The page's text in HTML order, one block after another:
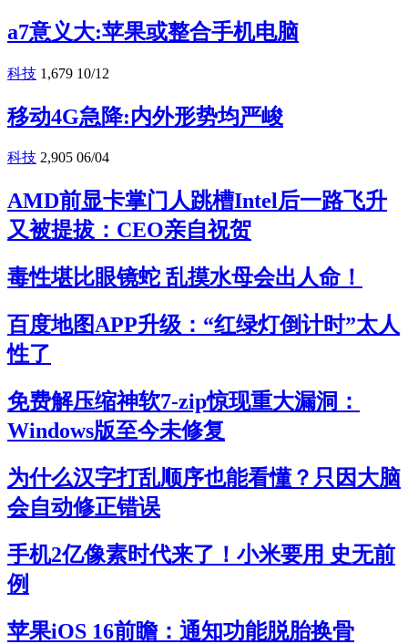
a7意义大:苹果或整合手机电脑
科技 1,679 10/12
移动4G急降:内外形势均严峻
科技 2,905 06/04
AMD前显卡掌门人跳槽Intel后一路飞升
又被提拔：CEO亲自祝贺
毒性堪比眼镜蛇 乱摸水母会出人命！
百度地图APP升级：“红绿灯倒计时”太人
性了
免费解压缩神软7-zip惊现重大漏洞：
Windows版至今未修复
为什么汉字打乱顺序也能看懂？只因大脑
会自动修正错误
手机2亿像素时代来了！小米要用 史无前
例
苹果iOS 16前瞻：通知功能脱胎换骨